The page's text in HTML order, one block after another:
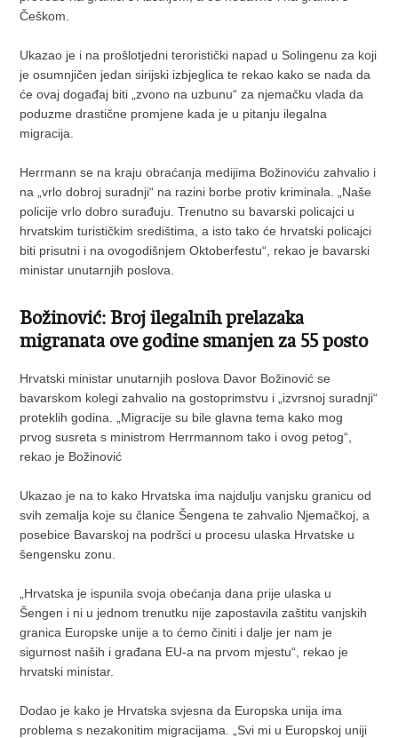
Češkom.
Ukazao je i na prošlotjedni teroristički napad u Solingenu za koji
je osumnjičen jedan sirijski izbjeglica te rekao kako se nada da
će ovaj događaj biti „zvono na uzbunu“ za njemačku vlada da
poduzme drastične promjene kada je u pitanju ilegalna
migracija.
Herrmann se na kraju obraćanja medijima Božinoviću zahvalio i
na „vrlo dobroj suradnji“ na razini borbe protiv kriminala. „Naše
policije vrlo dobro surađuju. Trenutno su bavarski policajci u
hrvatskim turističkim središtima, a isto tako će hrvatski policajci
biti prisutni i na ovogodišnjem Oktoberfestu“, rekao je bavarski
ministar unutarnjih poslova.
Božinović: Broj ilegalnih prelazaka
migranata ove godine smanjen za 55 posto
Hrvatski ministar unutarnjih poslova Davor Božinović se
bavarskom kolegi zahvalio na gostoprimstvu i „izvrsnoj suradnji“
proteklih godina. „Migracije su bile glavna tema kako mog
prvog susreta s ministrom Herrmannom tako i ovog petog“,
rekao je Božinović
Ukazao je na to kako Hrvatska ima najdulju vanjsku granicu od
svih zemalja koje su članice Šengena te zahvalio Njemačkoj, a
posebice Bavarskoj na podršci u procesu ulaska Hrvatske u
šengensku zonu.
„Hrvatska je ispunila svoja obećanja dana prije ulaska u
Šengen i ni u jednom trenutku nije zapostavila zaštitu vanjskih
granica Europske unije a to ćemo činiti i dalje jer nam je
sigurnost naših i građana EU-a na prvom mjestu“, rekao je
hrvatski ministar.
Dodao je kako je Hrvatska svjesna da Europska unija ima
problema s nezakonitim migracijama. „Svi mi u Europskoj uniji